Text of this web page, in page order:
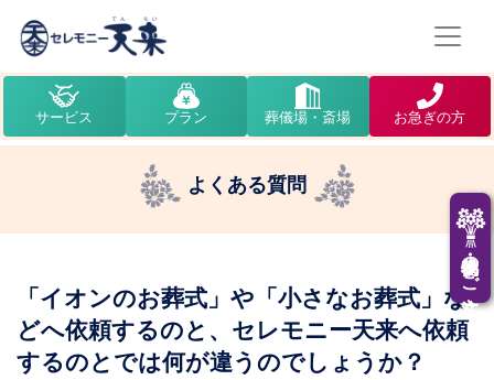
供花・供物のご注文
サービス プラン 葬儀場・斎場 お急ぎの方
よくある質問
「イオンのお葬式」や「小さなお葬式」な
どへ依頼するのと、セレモニー天来へ依頼
するのとでは何が違うのでしょうか？